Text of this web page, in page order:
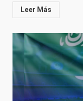
Leer Más